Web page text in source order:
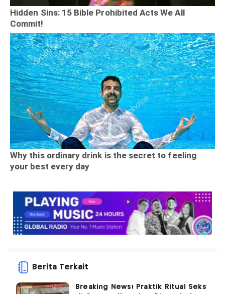
Berita Terkait
Breaking News! Praktik Ritual Seks